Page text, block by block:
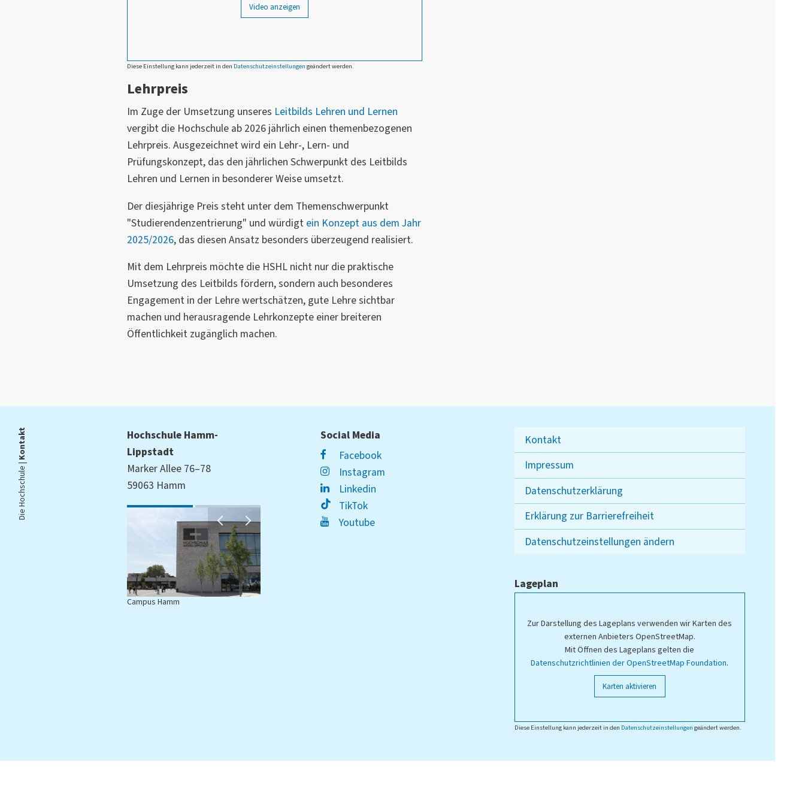
Video anzeigen
Diese Einstellung kann jederzeit in den Datenschutzeinstellungen geändert werden.
Lehrpreis
Im Zuge der Umsetzung unseres Leitbilds Lehren und Lernen
vergibt die Hochschule ab 2026 jährlich einen themenbezogenen
Lehrpreis. Ausgezeichnet wird ein Lehr-, Lern- und
Prüfungskonzept, das den jährlichen Schwerpunkt des Leitbilds
Lehren und Lernen in besonderer Weise umsetzt.
Der diesjährige Preis steht unter dem Themenschwerpunkt
"Studierendenzentrierung" und würdigt ein Konzept aus dem Jahr
2025/2026, das diesen Ansatz besonders überzeugend realisiert.
Mit dem Lehrpreis möchte die HSHL nicht nur die praktische
Umsetzung des Leitbilds fördern, sondern auch besonderes
Engagement in der Lehre wertschätzen, gute Lehre sichtbar
machen und herausragende Lehrkonzepte einer breiteren
Öffentlichkeit zugänglich machen.
Die Hochschule |
Kontakt
Hochschule Hamm-
Lippstadt
Marker Allee 76–78
59063 Hamm
Campus Hamm
Social Media
Facebook
Instagram
Linkedin
TikTok
Youtube
Kontakt
Impressum
Datenschutzerklärung
Erklärung zur Barrierefreiheit
Datenschutzeinstellungen ändern
Lageplan
Zur Darstellung des Lageplans verwenden wir Karten des
externen Anbieters OpenStreetMap.
Mit Öffnen des Lageplans gelten die
Datenschutzrichtlinien der OpenStreetMap Foundation.
Karten aktivieren
Diese Einstellung kann jederzeit in den Datenschutzeinstellungen geändert werden.